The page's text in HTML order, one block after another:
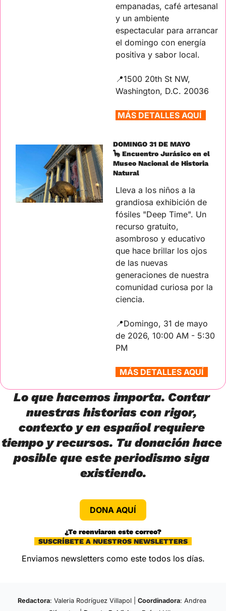
empanadas, café artesanal
y un ambiente
espectacular para arrancar
el domingo con energía
positiva y sabor local.
📍1500 20th St NW,
Washington, D.C. 20036
MÁS DETALLES AQUÍ
DOMINGO 31 DE MAYO
🦕 Encuentro Jurásico en el
Museo Nacional de Historia
Natural
Lleva a los niños a la
grandiosa exhibición de
fósiles "Deep Time". Un
recurso gratuito,
asombroso y educativo
que hace brillar los ojos
de las nuevas
generaciones de nuestra
comunidad curiosa por la
ciencia.
📍Domingo, 31 de mayo
de 2026, 10:00 AM - 5:30
PM
  MÁS DETALLES AQUÍ
Lo que hacemos importa. Contar
nuestras historias con rigor,
contexto y en español requiere
tiempo y recursos. Tu donación hace
posible que este periodismo siga
existiendo.
DONA AQUÍ
¿Te reenviaron este correo?
  SUSCRÍBETE A NUESTROS NEWSLETTERS
Enviamos newsletters como este todos los días.
Redactora: Valeria Rodríguez Villapol | Coordinadora: Andrea